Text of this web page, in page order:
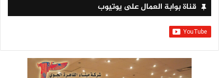
قناة بوابة العمال على يوتيوب